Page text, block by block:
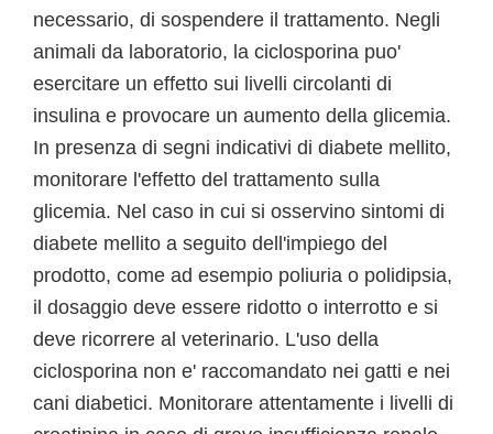
necessario, di sospendere il trattamento. Negli
animali da laboratorio, la ciclosporina puo'
esercitare un effetto sui livelli circolanti di
insulina e provocare un aumento della glicemia.
In presenza di segni indicativi di diabete mellito,
monitorare l'effetto del trattamento sulla
glicemia. Nel caso in cui si osservino sintomi di
diabete mellito a seguito dell'impiego del
prodotto, come ad esempio poliuria o polidipsia,
il dosaggio deve essere ridotto o interrotto e si
deve ricorrere al veterinario. L'uso della
ciclosporina non e' raccomandato nei gatti e nei
cani diabetici. Monitorare attentamente i livelli di